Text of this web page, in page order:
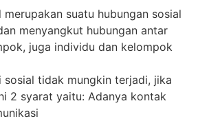
merupakan suatu hubungan sosial
menyangkut hubungan antar
juga individu dan kelompok
sosial tidak mungkin terjadi, jika
2 syarat yaitu: Adanya kontak